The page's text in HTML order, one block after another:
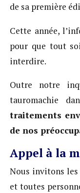
de sa première
Cette année,
pour que tout
interdire.
Outre notre
tauromachie
traitements
de nos
Appel à la
Nous invitons
et toutes